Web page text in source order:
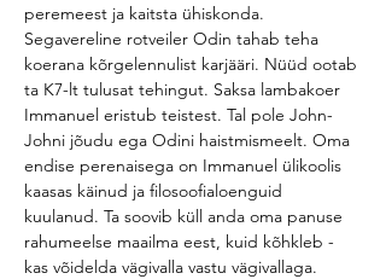
peremeest ja kaitsta ühiskonda.
Segavereline rotveiler Odin tahab teha
koerana kõrgelennulist karjääri. Nüüd ootab
ta K7-lt tulusat tehingut. Saksa lambakoer
Immanuel eristub teistest. Tal pole John-
Johni jõudu ega Odini haistmismeelt. Oma
endise perenaisega on Immanuel ülikoolis
kaasas käinud ja filosoofialoenguid
kuulanud. Ta soovib küll anda oma panuse
rahumeelse maailma eest, kuid kõhkleb -
kas võidelda vägivalla vastu vägivallaga.